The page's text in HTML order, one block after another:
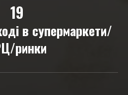
19
в супермаркети/
ринки